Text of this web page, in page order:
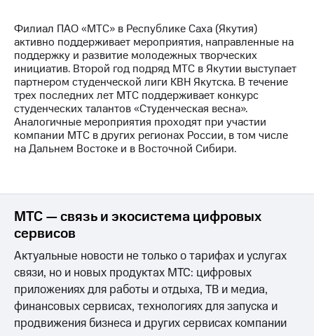
и акционерам
Корпоративное
управление
Корпоративный
секретарь
Раскрытие
информации
Информация
акционерам
"МТС"
акционеров
Личный
акционера
Акционерный
капитал
Контроль
и
аудит
Филиал ПАО «МТС» в Республике Саха (Якутия)
активно поддерживает мероприятия, направленные на
поддержку и развитие молодежных творческих
инициатив. Второй год подряд МТС в Якутии выступает
партнером студенческой лиги КВН Якутска. В течение
трех последних лет МТС поддерживает конкурс
студенческих талантов «Студенческая весна».
Аналогичные мероприятия проходят при участии
компании МТС в других регионах России, в том числе
на Дальнем Востоке и в Восточной Сибири.
МТС — связь и экосистема цифровых
сервисов
Актуальные новости не только о тарифах и услугах
связи, но и новых продуктах МТС: цифровых
приложениях для работы и отдыха, ТВ и медиа,
финансовых сервисах, технологиях для запуска и
продвижения бизнеса и других сервисах компании